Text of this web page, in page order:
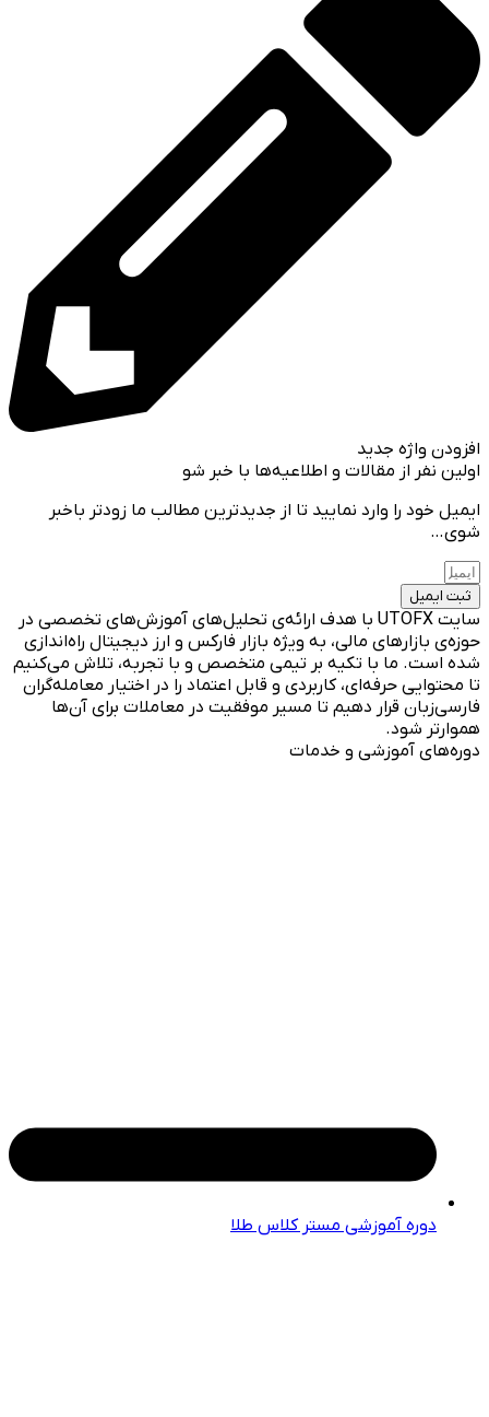
افزودن واژه جدید
اولین نفر از مقالات و اطلاعیه‌ها با خبر شو
ایمیل خود را وارد نمایید تا از جدیدترین مطالب ما زودتر باخبر
شوی…
ثبت ایمیل
سایت UTOFX با هدف ارائه‌ی تحلیل‌های آموزش‌های تخصصی در
حوزه‌ی بازارهای مالی، به ویژه بازار فارکس و ارز دیجیتال راه‌اندازی
شده است. ما با تکیه بر تیمی متخصص و با تجربه، تلاش می‌کنیم
تا محتوایی حرفه‌ای، کاربردی و قابل اعتماد را در اختیار معامله‌گران
فارسی‌زبان قرار دهیم تا مسیر موفقیت در معاملات برای آن‌ها
هموارتر شود.
دوره‌های آموزشی و خدمات
دوره آموزشی مستر کلاس طلا